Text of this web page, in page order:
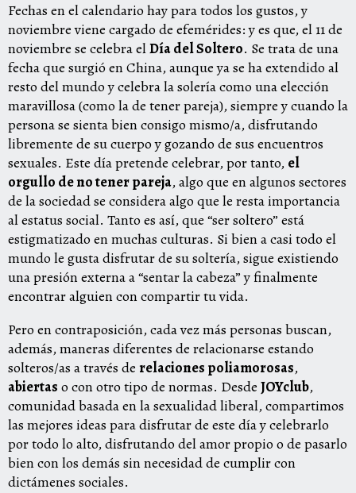
Fechas en el calendario hay para todos los gustos, y
noviembre viene cargado de efemérides: y es que, el 11 de
noviembre se celebra elDía del Soltero. Se trata de una
fecha que surgió en China, aunque ya se ha extendido al
resto del mundo y celebra la solería como una elección
maravillosa (como la de tener pareja), siempre y cuando la
persona se sienta bien consigo mismo/a, disfrutando
libremente de su cuerpo y gozando de sus encuentros
sexuales. Este día pretende celebrar, por tanto, el
orgullo de no tener pareja, algo que en algunos sectores
de la sociedad se considera algo que le resta importancia
al estatus social. Tanto es así, que “ser soltero” está
estigmatizado en muchas culturas. Si bien a casi todo el
mundo le gusta disfrutar de su soltería, sigue existiendo
una presión externa a “sentar la cabeza” y finalmente
encontrar alguien con compartir tu vida.
Pero en contraposición, cada vez más personas buscan,
además, maneras diferentes de relacionarse estando
solteros/as a través de relaciones poliamorosas,
abiertas o con otro tipo de normas. Desde JOYclub,
comunidad basada en la sexualidad liberal, compartimos
las mejores ideas para disfrutar de este día y celebrarlo
por todo lo alto, disfrutando del amor propio o de pasarlo
bien con los demás sin necesidad de cumplir con
dictámenes sociales.